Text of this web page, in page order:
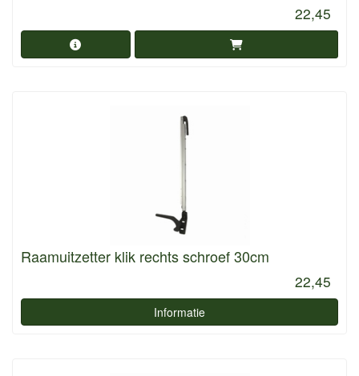
22,45
Raamuitzetter klik rechts schroef 30cm
22,45
Informatie